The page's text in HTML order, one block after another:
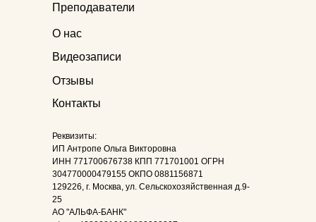
Преподаватели
Видеозаписи
Отзывы
Контакты
О нас
Реквизиты:
ИП Антропе Ольга Викторовна
ИНН 771700676738 КПП 771701001 ОГРН
304770000479155 ОКПО 0881156871
129226, г. Москва, ул. Сельскохозяйственная д.9-
25
АО "АЛЬФА-БАНК"